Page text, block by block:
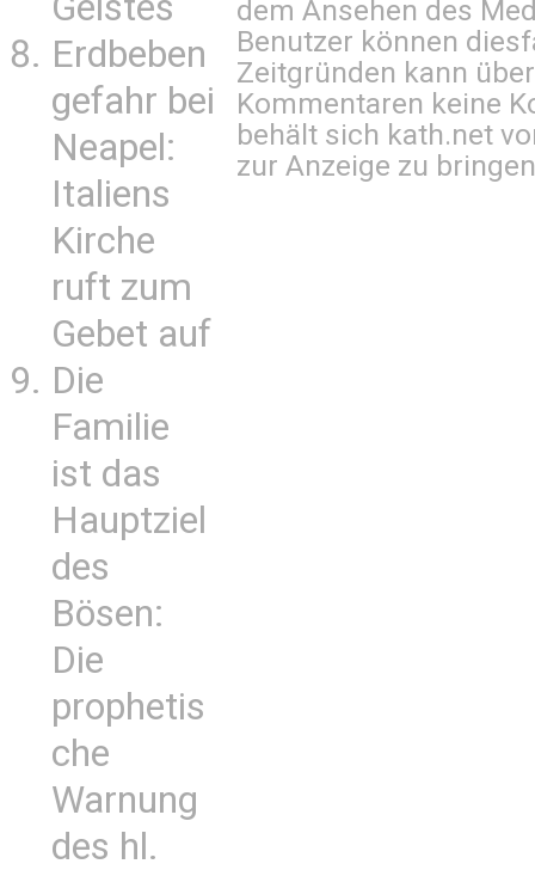
Erdbeben
gefahr bei
Neapel:
Italiens
Kirche
ruft zum
Gebet auf
Die
Familie
ist das
Hauptziel
des
Bösen:
Die
prophetis
che
Warnung
des hl.
dem Ansehen des
Benutzer können
Zeitgründen kann
Kommentaren keine
behält sich kath.net
zur Anzeige zu